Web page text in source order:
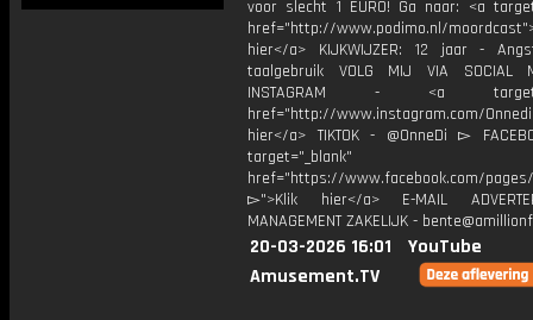
voor slecht 1 EURO! Ga naar: <a
href="http://www.podimo.nl/
hier</a> KIJKWIJZER: 12 jaar -
taalgebruik VOLG MIJ VIA SOCIAL
INSTAGRAM - <a
href="http://www.instagram.com/
hier</a> TIKTOK - @OnneDi ▻
target="_blank"
href="https://www.facebook.com/pages/
▻">Klik hier</a> E-MAIL
MANAGEMENT ZAKELIJK -
20-03-2026 16:01
YouTube
Amusement.TV